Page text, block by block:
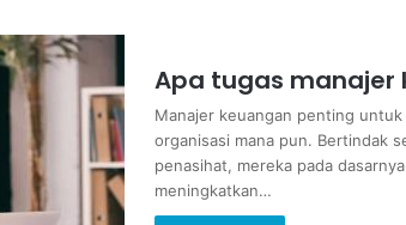
Apa tugas manajer
Manajer keuangan penting
organisasi mana pun. Bertindak
penasihat, mereka pada
meningkatkan…